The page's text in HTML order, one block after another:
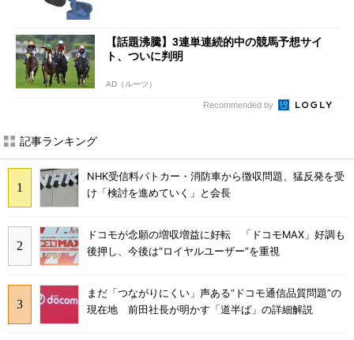
【話題沸騰】3連単連続的中の競馬予想サイ
ト、ついに判明
AD（ルーツ）
Recommended by
記事ランキング
NHK受信料パトカー・消防車から徴収問題、猛反発を受
け「検討を進めていく」と会長
ドコモが念願の増収増益に好転 「ドコモMAX」好調も
後押し、今後は“ロイヤルユーザー”を重視
まだ「つながりにくい」声ある“ドコモ通信品質問題”の
現在地 前田社長が明かす「道半ば」の詳細解説